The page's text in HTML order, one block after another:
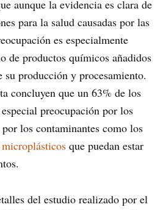
aunque la evidencia es clara de
para la salud causadas por las
es especialmente
de productos químicos añadidos
su producción y procesamiento.
concluyen que un 63% de los
preocupación por los
los contaminantes como los
microplásticos que puedan estar
del estudio realizado por el